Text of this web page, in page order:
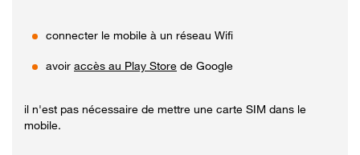
connecter le mobile à un réseau Wifi
avoir accès au Play Store de Google
il n'est pas nécessaire de mettre une carte SIM dans le
mobile.